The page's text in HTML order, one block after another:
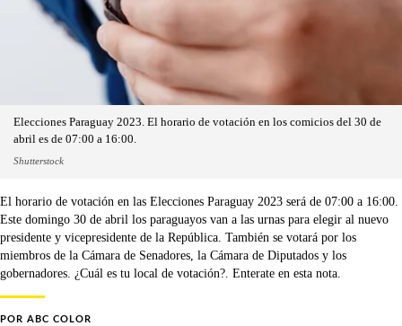
Elecciones Paraguay 2023. El horario de votación en los comicios del 30 de
abril es de 07:00 a 16:00.
Shutterstock
El horario de votación en las Elecciones Paraguay 2023 será de 07:00 a 16:00.
Este domingo 30 de abril los paraguayos van a las urnas para elegir al nuevo
presidente y vicepresidente de la República. También se votará por los
miembros de la Cámara de Senadores, la Cámara de Diputados y los
gobernadores. ¿Cuál es tu local de votación?. Enterate en esta nota.
POR ABC COLOR